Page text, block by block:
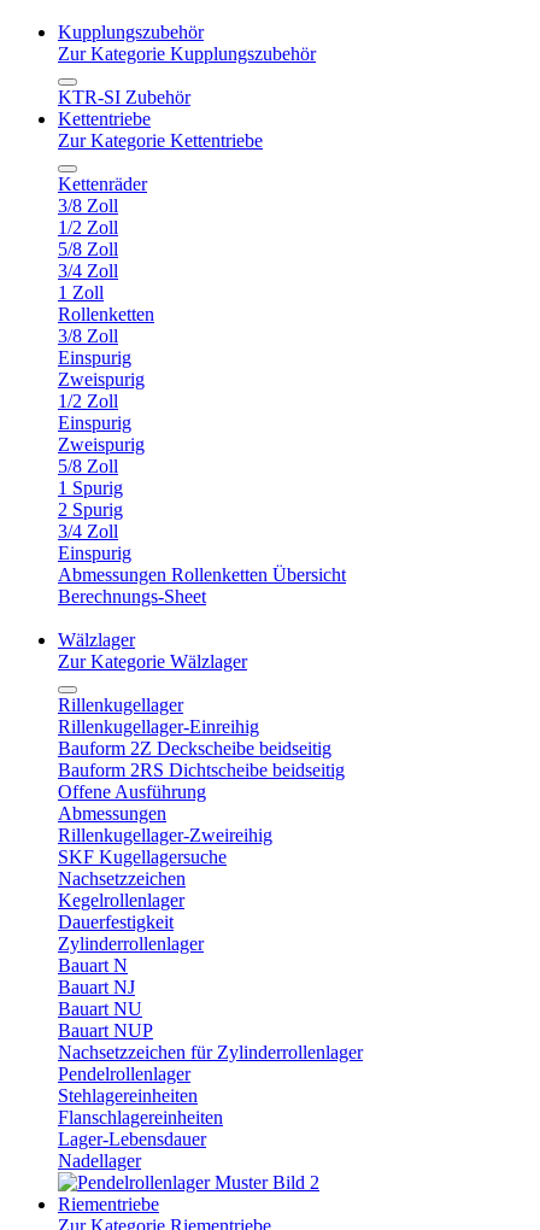
Kupplungszubehör
Zur Kategorie Kupplungszubehör
KTR-SI Zubehör
Kettentriebe
Zur Kategorie Kettentriebe
Kettenräder
3/8 Zoll
1/2 Zoll
5/8 Zoll
3/4 Zoll
1 Zoll
Rollenketten
3/8 Zoll
Einspurig
Zweispurig
1/2 Zoll
Einspurig
Zweispurig
5/8 Zoll
1 Spurig
2 Spurig
3/4 Zoll
Einspurig
Abmessungen Rollenketten Übersicht
Berechnungs-Sheet
Wälzlager
Zur Kategorie Wälzlager
Rillenkugellager
Rillenkugellager-Einreihig
Bauform 2Z Deckscheibe beidseitig
Bauform 2RS Dichtscheibe beidseitig
Offene Ausführung
Abmessungen
Rillenkugellager-Zweireihig
SKF Kugellagersuche
Nachsetzzeichen
Kegelrollenlager
Dauerfestigkeit
Zylinderrollenlager
Bauart N
Bauart NJ
Bauart NU
Bauart NUP
Nachsetzzeichen für Zylinderrollenlager
Pendelrollenlager
Stehlagereinheiten
Flanschlagereinheiten
Lager-Lebensdauer
Nadellager
Riementriebe
Zur Kategorie Riementriebe